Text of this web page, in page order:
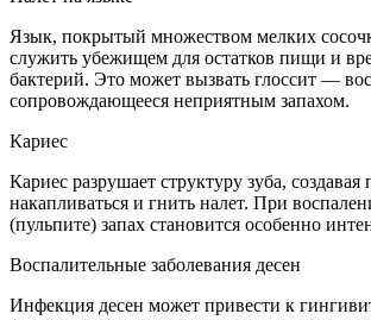
Язык, покрытый множеством мелких
служить убежищем для остатков пищи и
бактерий. Это может вызвать глоссит —
сопровождающееся неприятным запахом.
Кариес
Кариес разрушает структуру зуба,
накапливаться и гнить налет. При
(пульпите) запах становится особенно
Воспалительные заболевания десен
Инфекция десен может привести к